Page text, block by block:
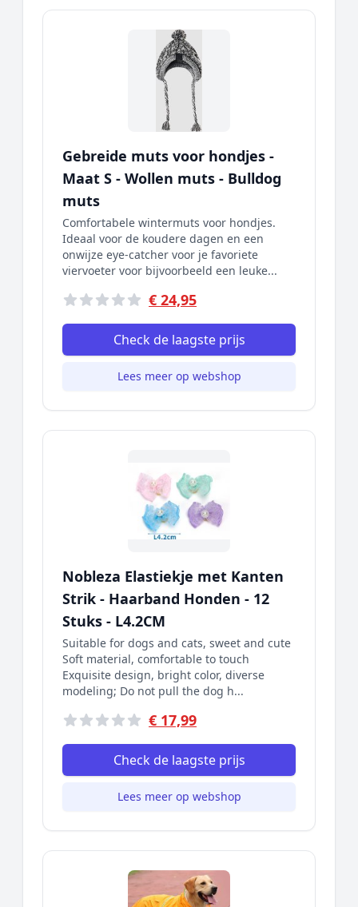
Gebreide muts voor hondjes -
Maat S - Wollen muts - Bulldog
muts
Comfortabele wintermuts voor hondjes.
Ideaal voor de koudere dagen en een
onwijze eye-catcher voor je favoriete
viervoeter voor bijvoorbeeld een leuke...
€ 24,95
Check de laagste prijs
Lees meer op webshop
Nobleza Elastiekje met Kanten
Strik - Haarband Honden - 12
Stuks - L4.2CM
Suitable for dogs and cats, sweet and cute
Soft material, comfortable to touch
Exquisite design, bright color, diverse
modeling; Do not pull the dog h...
€ 17,99
Check de laagste prijs
Lees meer op webshop